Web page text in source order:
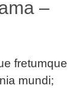
–
fretumque
mundi;